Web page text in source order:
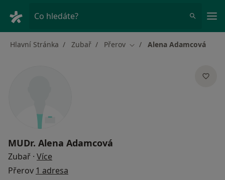
Co hledáte?
Hlavní Stránka Zubař Přerov Změna města
Alena Adamcová
MUDr. Alena Adamcová
Zubař · Více
Přerov 1 adresa